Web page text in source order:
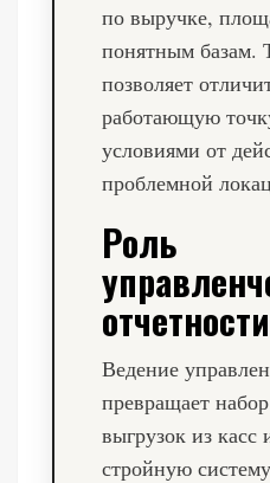
по выручке,
понятным базам.
позволяет
работающую
условиями от
проблемной
Роль
отчетности
Ведение
превращает
выгрузок из касс
стройную